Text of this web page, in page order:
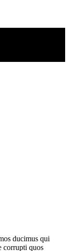
ducimus qui
corrupti quos